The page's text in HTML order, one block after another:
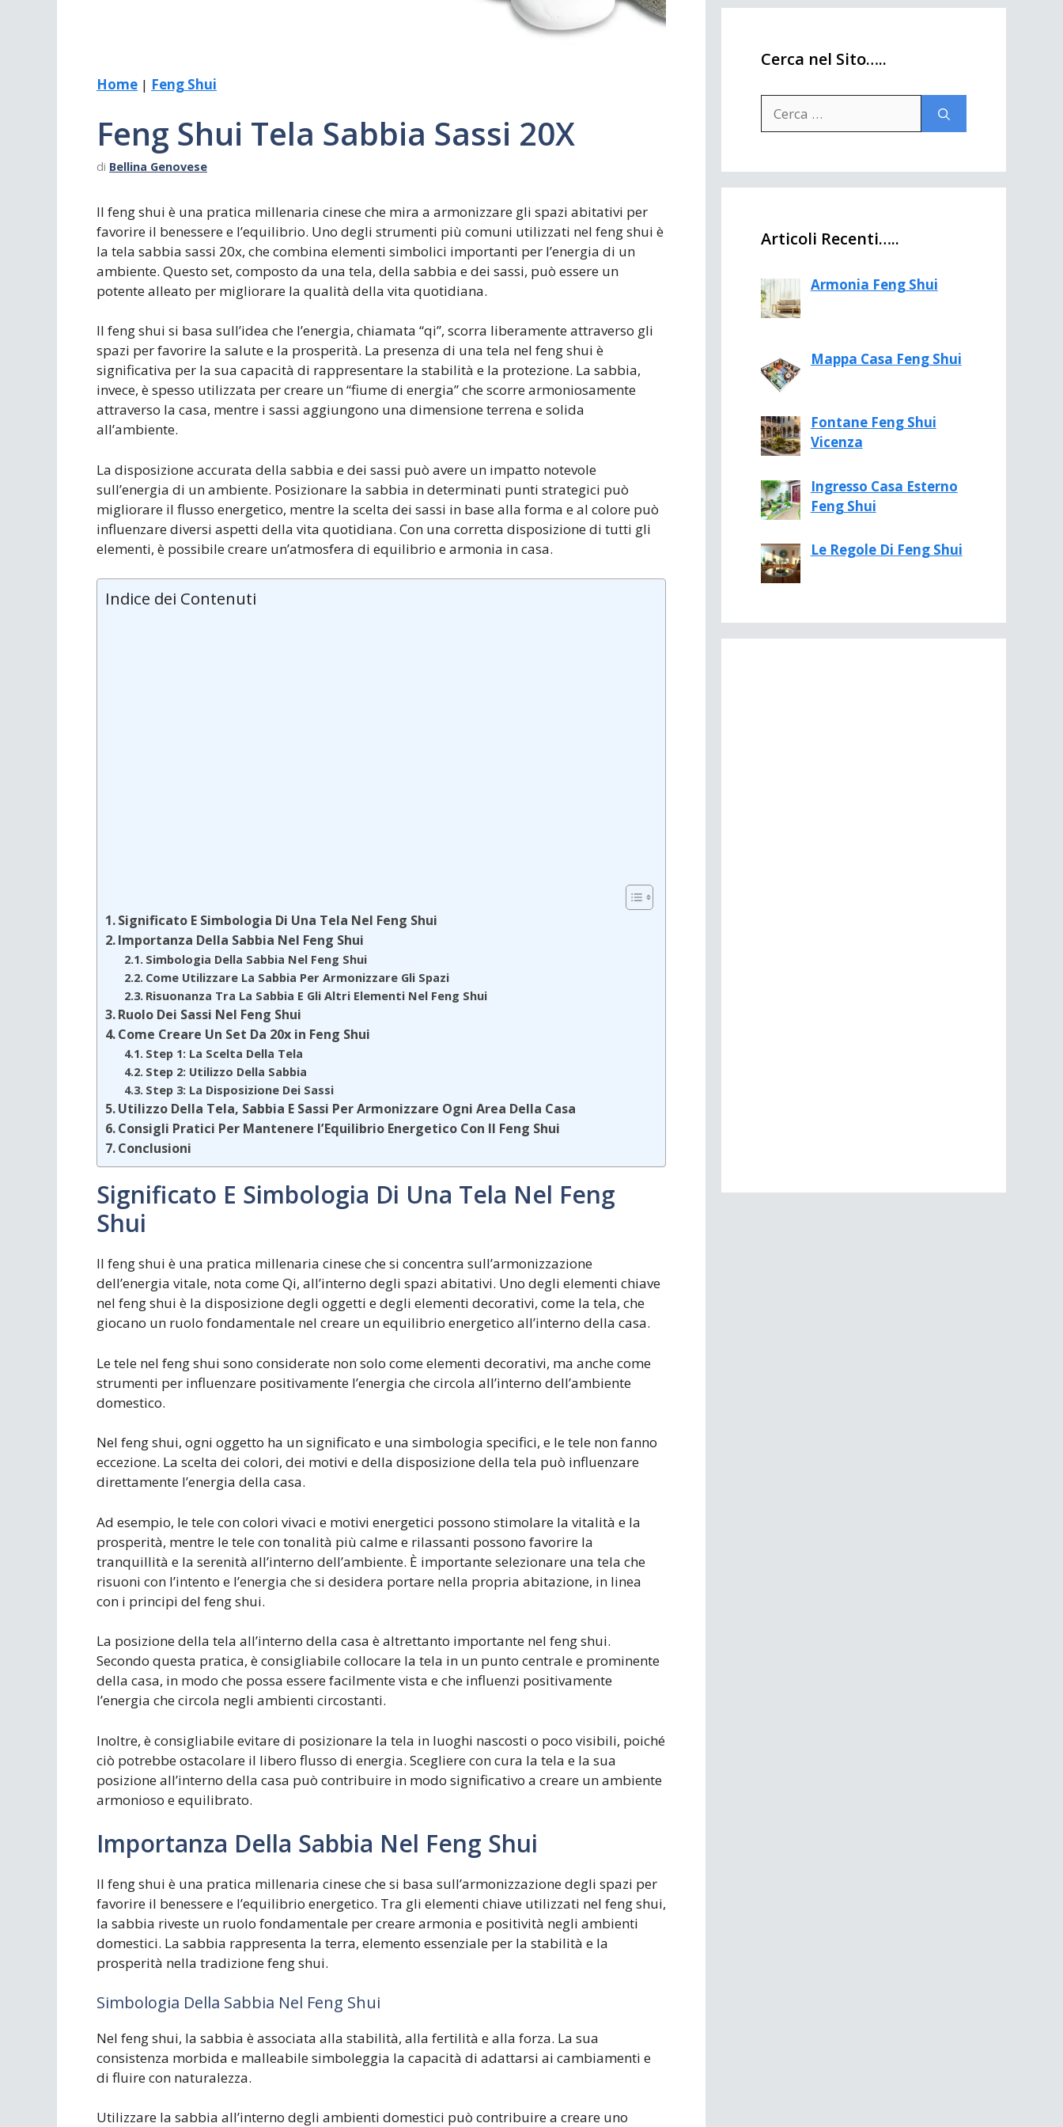
Home | Feng Shui
Feng Shui Tela Sabbia Sassi 20X
di Bellina Genovese
Il feng shui è una pratica millenaria cinese che mira a armonizzare gli spazi abitativi per
favorire il benessere e l’equilibrio. Uno degli strumenti più comuni utilizzati nel feng shui è
la tela sabbia sassi 20x, che combina elementi simbolici importanti per l’energia di un
ambiente. Questo set, composto da una tela, della sabbia e dei sassi, può essere un
potente alleato per migliorare la qualità della vita quotidiana.
Il feng shui si basa sull’idea che l’energia, chiamata “qi”, scorra liberamente attraverso gli
spazi per favorire la salute e la prosperità. La presenza di una tela nel feng shui è
significativa per la sua capacità di rappresentare la stabilità e la protezione. La sabbia,
invece, è spesso utilizzata per creare un “fiume di energia” che scorre armoniosamente
attraverso la casa, mentre i sassi aggiungono una dimensione terrena e solida
all’ambiente.
La disposizione accurata della sabbia e dei sassi può avere un impatto notevole
sull’energia di un ambiente. Posizionare la sabbia in determinati punti strategici può
migliorare il flusso energetico, mentre la scelta dei sassi in base alla forma e al colore può
influenzare diversi aspetti della vita quotidiana. Con una corretta disposizione di tutti gli
elementi, è possibile creare un’atmosfera di equilibrio e armonia in casa.
Indice dei Contenuti
Significato E Simbologia Di Una Tela Nel Feng Shui
Importanza Della Sabbia Nel Feng Shui
Simbologia Della Sabbia Nel Feng Shui
Come Utilizzare La Sabbia Per Armonizzare Gli Spazi
Risuonanza Tra La Sabbia E Gli Altri Elementi Nel Feng Shui
Ruolo Dei Sassi Nel Feng Shui
Come Creare Un Set Da 20x in Feng Shui
Step 1: La Scelta Della Tela
Step 2: Utilizzo Della Sabbia
Step 3: La Disposizione Dei Sassi
Utilizzo Della Tela, Sabbia E Sassi Per Armonizzare Ogni Area Della Casa
Consigli Pratici Per Mantenere l’Equilibrio Energetico Con Il Feng Shui
Conclusioni
Significato E Simbologia Di Una Tela Nel Feng
Shui
Il feng shui è una pratica millenaria cinese che si concentra sull’armonizzazione
dell’energia vitale, nota come Qi, all’interno degli spazi abitativi. Uno degli elementi chiave
nel feng shui è la disposizione degli oggetti e degli elementi decorativi, come la tela, che
giocano un ruolo fondamentale nel creare un equilibrio energetico all’interno della casa.
Le tele nel feng shui sono considerate non solo come elementi decorativi, ma anche come
strumenti per influenzare positivamente l’energia che circola all’interno dell’ambiente
domestico.
Nel feng shui, ogni oggetto ha un significato e una simbologia specifici, e le tele non fanno
eccezione. La scelta dei colori, dei motivi e della disposizione della tela può influenzare
direttamente l’energia della casa.
Ad esempio, le tele con colori vivaci e motivi energetici possono stimolare la vitalità e la
prosperità, mentre le tele con tonalità più calme e rilassanti possono favorire la
tranquillità e la serenità all’interno dell’ambiente. È importante selezionare una tela che
risuoni con l’intento e l’energia che si desidera portare nella propria abitazione, in linea
con i principi del feng shui.
La posizione della tela all’interno della casa è altrettanto importante nel feng shui.
Secondo questa pratica, è consigliabile collocare la tela in un punto centrale e prominente
della casa, in modo che possa essere facilmente vista e che influenzi positivamente
l’energia che circola negli ambienti circostanti.
Inoltre, è consigliabile evitare di posizionare la tela in luoghi nascosti o poco visibili, poiché
ciò potrebbe ostacolare il libero flusso di energia. Scegliere con cura la tela e la sua
posizione all’interno della casa può contribuire in modo significativo a creare un ambiente
armonioso e equilibrato.
Importanza Della Sabbia Nel Feng Shui
Il feng shui è una pratica millenaria cinese che si basa sull’armonizzazione degli spazi per
favorire il benessere e l’equilibrio energetico. Tra gli elementi chiave utilizzati nel feng shui,
la sabbia riveste un ruolo fondamentale per creare armonia e positività negli ambienti
domestici. La sabbia rappresenta la terra, elemento essenziale per la stabilità e la
prosperità nella tradizione feng shui.
Simbologia Della Sabbia Nel Feng Shui
Nel feng shui, la sabbia è associata alla stabilità, alla fertilità e alla forza. La sua
consistenza morbida e malleabile simboleggia la capacità di adattarsi ai cambiamenti e
di fluire con naturalezza.
Utilizzare la sabbia all’interno degli ambienti domestici può contribuire a creare uno
Cerca nel Sito…..
per:
Articoli Recenti…..
Armonia Feng Shui
Mappa Casa Feng Shui
Fontane Feng Shui
Vicenza
Ingresso Casa Esterno
Feng Shui
Le Regole Di Feng Shui